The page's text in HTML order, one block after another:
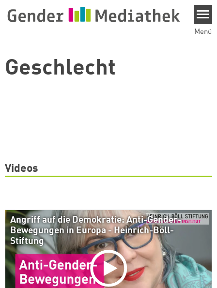
Menü
Geschlecht
Videos
Angriff auf die Demokratie: Anti-Gender-
Bewegungen in Europa - Heinrich-Böll-
Stiftung